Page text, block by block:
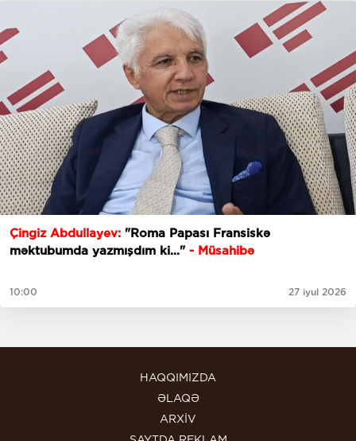
Çingiz Abdullayev: "Roma Papası Fransiskə
məktubumda yazmışdım ki..."- Müsahibə
10:00 27 iyul 2026
HAQQIMIZDA
ƏLAQƏ
ARXİV